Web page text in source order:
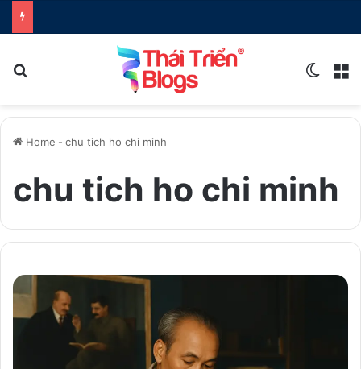
Home - chu tich ho chi minh
chu tich ho chi minh